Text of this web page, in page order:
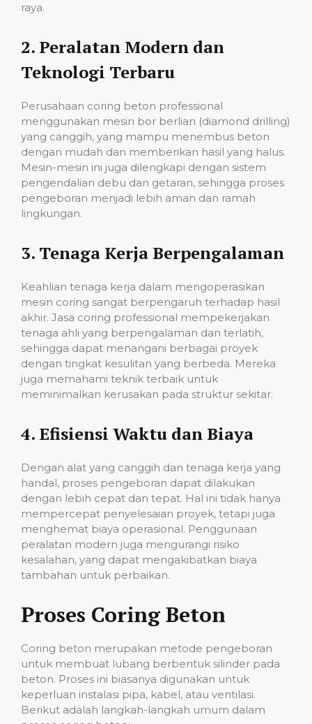
raya.
2. Peralatan Modern dan
Teknologi Terbaru
Perusahaan coring beton professional
menggunakan mesin bor berlian (diamond drilling)
yang canggih, yang mampu menembus beton
dengan mudah dan memberikan hasil yang halus.
Mesin-mesin ini juga dilengkapi dengan sistem
pengendalian debu dan getaran, sehingga proses
pengeboran menjadi lebih aman dan ramah
lingkungan.
3. Tenaga Kerja Berpengalaman
Keahlian tenaga kerja dalam mengoperasikan
mesin coring sangat berpengaruh terhadap hasil
akhir. Jasa coring professional mempekerjakan
tenaga ahli yang berpengalaman dan terlatih,
sehingga dapat menangani berbagai proyek
dengan tingkat kesulitan yang berbeda. Mereka
juga memahami teknik terbaik untuk
meminimalkan kerusakan pada struktur sekitar.
4. Efisiensi Waktu dan Biaya
Dengan alat yang canggih dan tenaga kerja yang
handal, proses pengeboran dapat dilakukan
dengan lebih cepat dan tepat. Hal ini tidak hanya
mempercepat penyelesaian proyek, tetapi juga
menghemat biaya operasional. Penggunaan
peralatan modern juga mengurangi risiko
kesalahan, yang dapat mengakibatkan biaya
tambahan untuk perbaikan.
Proses Coring Beton
Coring beton merupakan metode pengeboran
untuk membuat lubang berbentuk silinder pada
beton. Proses ini biasanya digunakan untuk
keperluan instalasi pipa, kabel, atau ventilasi.
Berikut adalah langkah-langkah umum dalam